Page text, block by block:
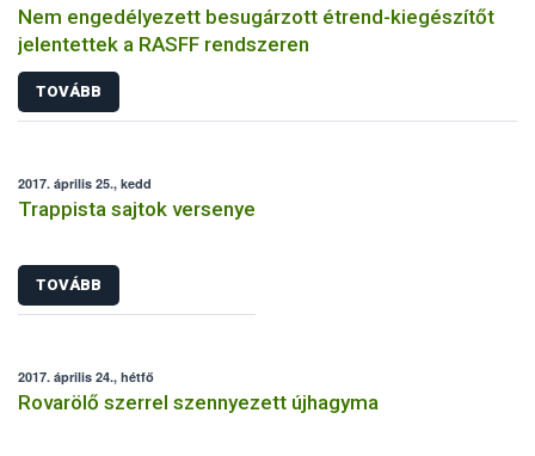
Nem engedélyezett besugárzott étrend-kiegészítőt
jelentettek a RASFF rendszeren
TOVÁBB
2017. április 25., kedd
Trappista sajtok versenye
TOVÁBB
2017. április 24., hétfő
Rovarölő szerrel szennyezett újhagyma